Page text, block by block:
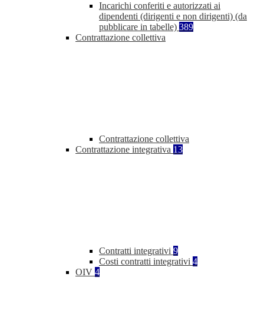
Incarichi conferiti e autorizzati ai
dipendenti (dirigenti e non dirigenti) (da
pubblicare in tabelle) 389
Contrattazione collettiva
Contrattazione collettiva
Contrattazione integrativa 13
Contratti integrativi 9
Costi contratti integrativi 4
OIV 4